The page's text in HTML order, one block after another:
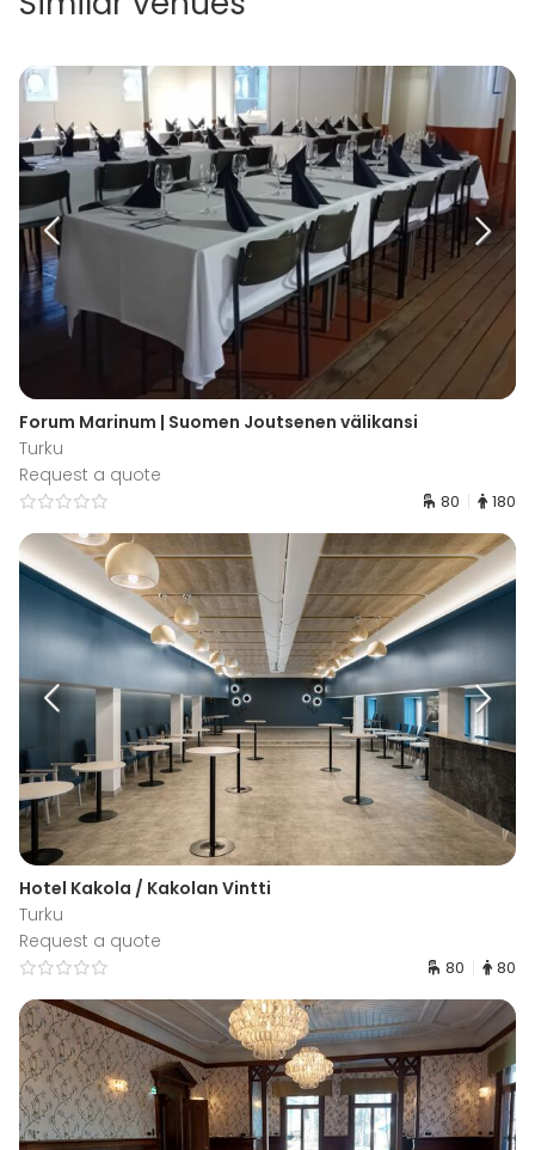
Forum Marinum | Suomen Joutsenen välikansi
Turku
Request a quote
80 180
Hotel Kakola / Kakolan Vintti
Turku
Request a quote
80 80